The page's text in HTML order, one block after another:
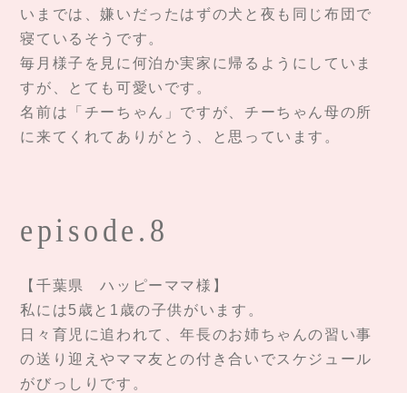
いまでは、嫌いだったはずの犬と夜も同じ布団で
寝ているそうです。
毎月様子を見に何泊か実家に帰るようにしていま
すが、とても可愛いです。
名前は「チーちゃん」ですが、チーちゃん母の所
に来てくれてありがとう、と思っています。
episode.8
【千葉県 ハッピーママ様】
私には5歳と1歳の子供がいます。
日々育児に追われて、年長のお姉ちゃんの習い事
の送り迎えやママ友との付き合いでスケジュール
がびっしりです。